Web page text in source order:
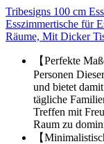
Tribesigns 100 cm
Esszimmertische für
Räume, Mit Dicker
【Perfekte
Personen
und bietet
tägliche
Treffen mit
Raum zu
【